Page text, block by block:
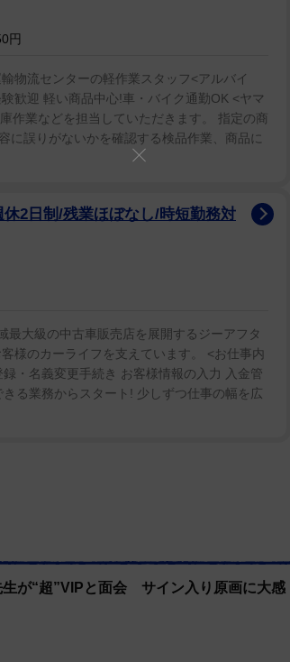
円
物流センターの軽作業スタッフ<アルバイ
歓迎 軽い商品中心!車・バイク通勤OK <ヤマ
作業などを担当していただきます。 指定の商
に誤りがないかを確認する検品作業、商品に
2日制/残業ほぼなし/時短勤務対
最大級の中古車販売店を展開するジーアフタ
様のカーライフを支えています。 <お仕事内
・名義変更手続き お客様情報の入力 入金管
る業務からスタート! 少しずつ仕事の幅を広
生が“超”VIPと面会 サイン入り原画に大感